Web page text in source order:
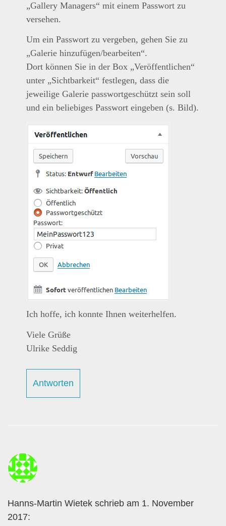
„Gallery Managers“ mit einem Passwort zu
versehen.
Um ein Passwort zu vergeben, gehen Sie zu
„Galerie hinzufügen/bearbeiten“.
Dort können Sie in der Box „Veröffentlichen“
unter „Sichtbarkeit“ festlegen, dass die
jeweilige Galerie passwortgeschützt sein soll
und ein beliebiges Passwort eingeben (s. Bild).
Ich hoffe, ich konnte Ihnen weiterhelfen.
Viele Grüße
Ulrike Seddig
Antworten
Hanns-Martin Wietek schrieb am 1. November
2017: